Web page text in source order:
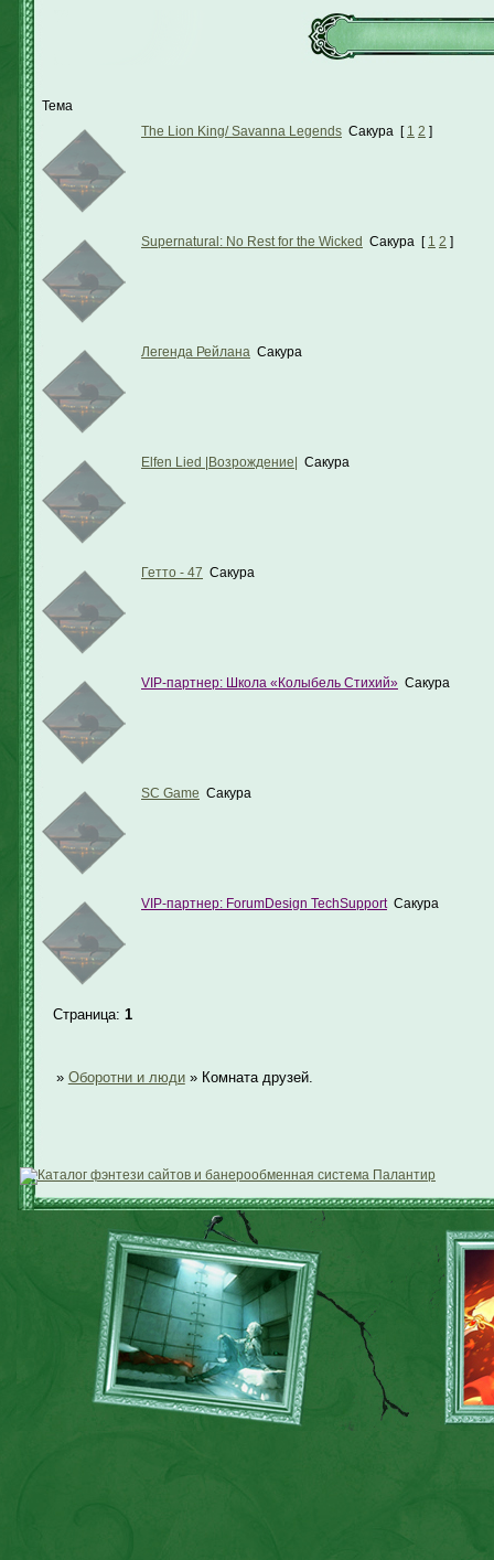
Тема
The Lion King/ Savanna Legends Сакура [ 1 2 ]
Supernatural: No Rest for the Wicked Сакура [ 1 2 ]
Легенда Рейлана Сакура
Elfen Lied |Возрождение| Сакура
Гетто - 47 Сакура
VIP-партнер: Школа «Колыбель Стихий» Сакура
SC Game Сакура
VIP-партнер: ForumDesign TechSupport Сакура
Страница: 1
» Оборотни и люди » Комната друзей.